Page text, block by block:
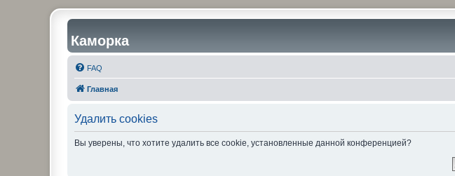
Каморка
FAQ
Главная
Удалить cookies
Вы уверены, что хотите удалить все cookie, установленные данной конференцией?